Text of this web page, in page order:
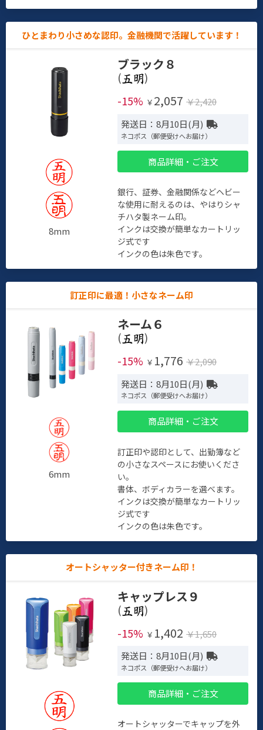
ひとまわり小さめな認印。金融機関で活躍しています！
8mm
ブラック８
(
)
-15% ￥ 2,057 ￥2,420
発送日：8月10日(月)
ネコポス（郵便受けへお届け）
商品詳細・ご注文
銀行、証券、金融関係などヘビー
な使用に耐えるのは、やはりシャ
チハタ製ネーム印。
インクは交換が簡単なカートリッ
ジ式です
インクの色は朱色です。
訂正印に最適！小さなネーム印
6mm
ネーム６
(
)
-15% ￥ 1,776 ￥2,090
発送日：8月10日(月)
ネコポス（郵便受けへお届け）
商品詳細・ご注文
訂正印や認印として、出勤簿など
の小さなスペースにお使いくださ
い。
書体、ボディカラーを選べます。
インクは交換が簡単なカートリッ
ジ式です
インクの色は朱色です。
オートシャッター付きネーム印！
キャップレス９
(
)
-15% ￥ 1,402 ￥1,650
発送日：8月10日(月)
ネコポス（郵便受けへお届け）
商品詳細・ご注文
オートシャッターでキャップを外